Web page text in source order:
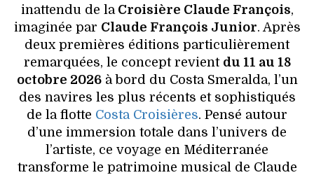
inattendu de la Croisière Claude François,
imaginée par Claude François Junior. Après
deux premières éditions particulièrement
remarquées, le concept revient du 11 au 18
octobre 2026à bord du Costa Smeralda, l’un
des navires les plus récents et sophistiqués
de la flotte Costa Croisières. Pensé autour
d’une immersion totale dans l’univers de
l’artiste, ce voyage en Méditerranée
transforme le patrimoine musical de Claude